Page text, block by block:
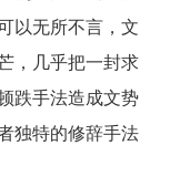
以无所不言，文
，几乎把一封求
跌手法造成文势
独特的修辞手法